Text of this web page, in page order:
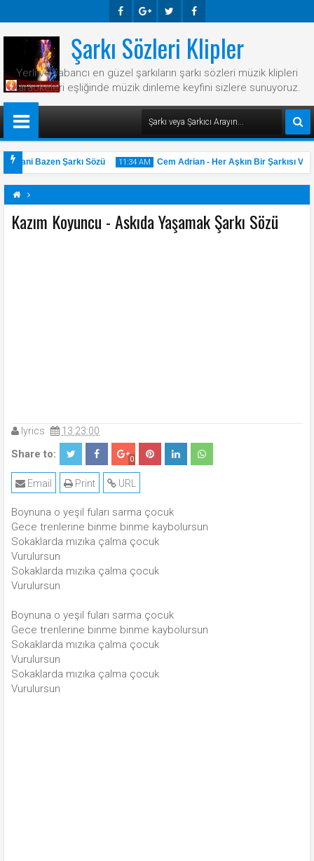
Ook E-
Plus
R Ook
Şarkı Sözleri Klipler
Yerli ve yabancı en güzel şarkıların şarkı sözleri müzik klipleri
karaokeleri eşliğinde müzik dinleme keyfini sizlere sunuyoruz.
- Hani Bazen Şarkı Sözü 11:34 AM Cem Adrian - Her Aşkın Bir Şarkısı Var
Kazım Koyuncu - Askıda Yaşamak Şarkı Sözü
lyrics 13:23:00
Share to: 0
URL
Print
Email
Boynuna o yeşil fuları sarma çocuk
Gece trenlerine binme binme kaybolursun
Sokaklarda mızıka çalma çocuk
Vurulursun
Sokaklarda mızıka çalma çocuk
Vurulursun
Boynuna o yeşil fuları sarma çocuk
Gece trenlerine binme binme kaybolursun
Sokaklarda mızıka çalma çocuk
Vurulursun
Sokaklarda mızıka çalma çocuk
Vurulursun